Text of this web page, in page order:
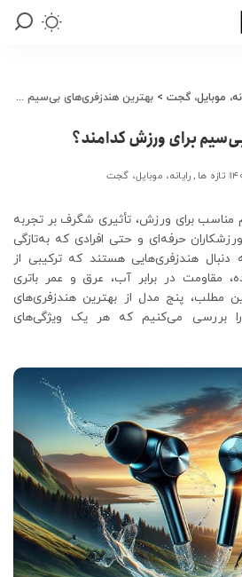
موبایل، گجت > بهترین هندزفری‌های بی‌سیم برای ورزش کدامند؟
برای ورزش کدامند؟
تازه ها رایانه، موبایل، گجت
برای ورزش، تأثیری شگرف بر تجربه
حرفه‌ای و حتی افرادی که به‌تازگی
دنبال هندزفری‌هایی هستند که ترکیبی از
مقاومت در برابر آب، عرق و عمر باتری
مطلب، پنج مدل از بهترین هندزفری‌های
می‌کنیم که هر یک ویژگی‌های